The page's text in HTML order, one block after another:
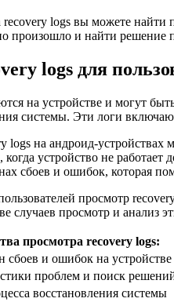
logs вы можете
произошло и найти решение
logs для
на устройстве и могут
системы. Эти логи
logs на андроид-
устройство не
сбоев и ошибок, которая
просмотр
случаев просмотр и анализ
просмотра recovery logs:
и ошибок на устройстве
проблем и поиск
восстановления системы